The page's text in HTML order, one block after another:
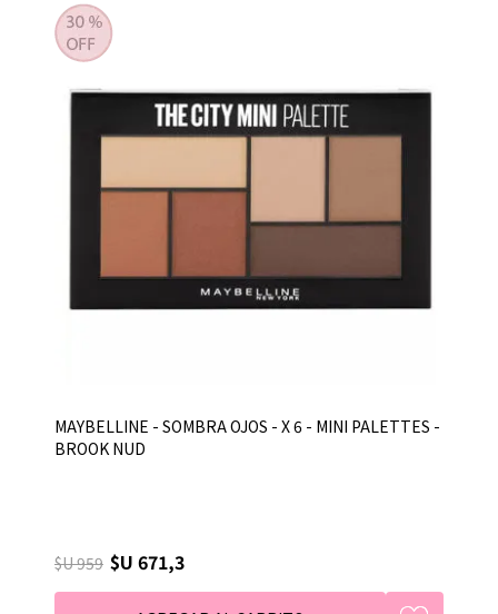
MAYBELLINE - SOMBRA OJOS - X 6 - MINI PALETTES -
BROOK NUD
$U 959 $U 671,3